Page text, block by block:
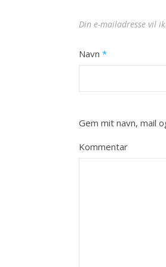
Din e-mailadresse vil
Navn *
Gem mit navn, mail
Kommentar